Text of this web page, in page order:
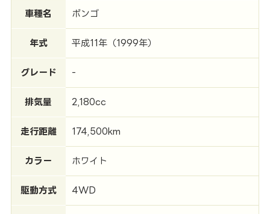
車種名 ボンゴ
年式 平成11年（1999年）
グレード -
排気量 2,180cc
走行距離 174,500km
カラー ホワイト
駆動方式 4WD